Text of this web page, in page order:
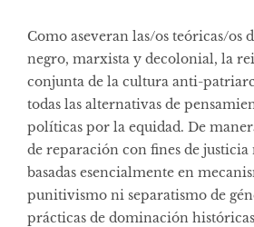
Como aseveran las/os teóricas/os
negro, marxista y decolonial, la
conjunta de la cultura anti-
todas las alternativas de
políticas por la equidad. De
de reparación con fines de justicia
basadas esencialmente en
punitivismo ni separatismo de
prácticas de dominación